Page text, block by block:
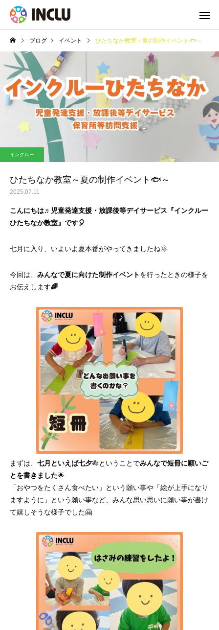
ブログ イベント ひたちなか教室～夏の制作イベント🐟～
インクルー
ひたちなか教室～夏の制作イベント🐟～
2025.07.11
こんにちは♬児童発達支援・放課後等デイサービス『インクルー
ひたちなか教室』です🎈
七月に入り、いよいよ夏本番がやってきましたね🌞
今回は、 みんなで夏に向けた制作イベントを行ったときの様子を
お伝えします🌈
まずは、 七月といえば七夕🎋ということでみんなで短冊に願いご
とを書きました🌟
「おやつをたくさん食べたい」という願い事や「絵が上手になり
ますように」という願い事など、みんな思い思いに願い事が書け
て嬉しそうな様子でした🤗